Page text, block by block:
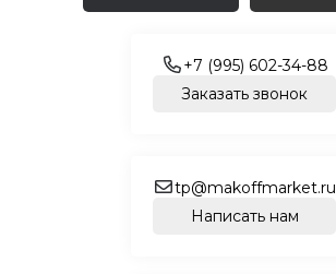
+7 (995) 602-34-88
Заказать звонок
tp@makoffmarket.ru
Написать нам